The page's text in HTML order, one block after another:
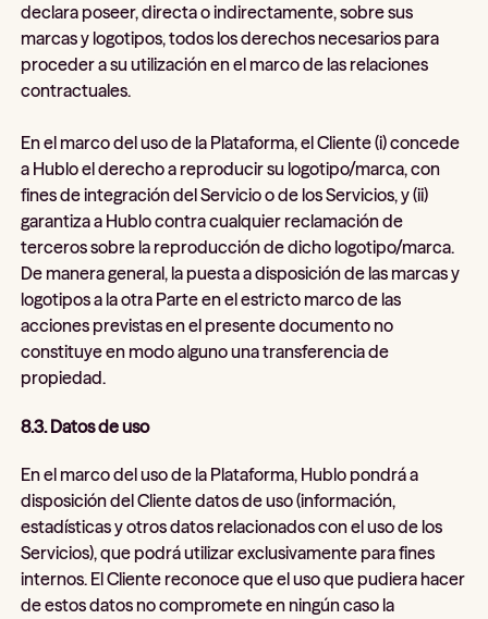
declara poseer, directa o indirectamente, sobre sus
marcas y logotipos, todos los derechos necesarios para
proceder a su utilización en el marco de las relaciones
contractuales.
En el marco del uso de la Plataforma, el Cliente (i) concede
a Hublo el derecho a reproducir su logotipo/marca, con
fines de integración del Servicio o de los Servicios, y (ii)
garantiza a Hublo contra cualquier reclamación de
terceros sobre la reproducción de dicho logotipo/marca.
De manera general, la puesta a disposición de las marcas y
logotipos a la otra Parte en el estricto marco de las
acciones previstas en el presente documento no
constituye en modo alguno una transferencia de
propiedad.
8.3. Datos de uso
En el marco del uso de la Plataforma, Hublo pondrá a
disposición del Cliente datos de uso (información,
estadísticas y otros datos relacionados con el uso de los
Servicios), que podrá utilizar exclusivamente para fines
internos. El Cliente reconoce que el uso que pudiera hacer
de estos datos no compromete en ningún caso la